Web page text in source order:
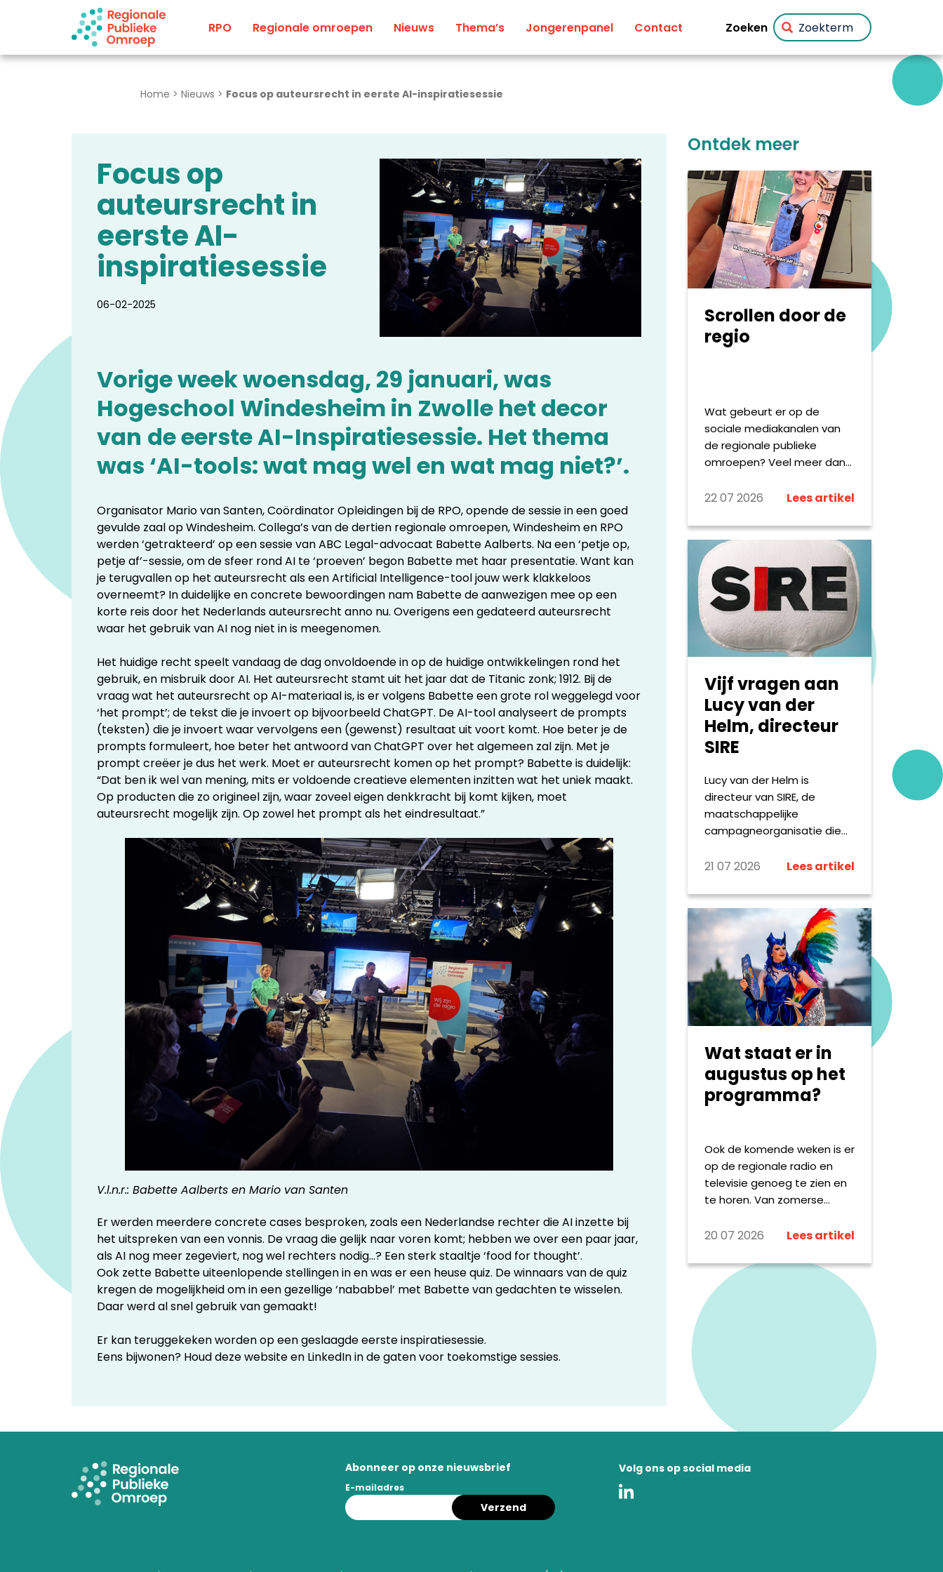
RPO Regionale omroepen Nieuws Thema’s Jongerenpanel Contact Zoeken
Home > Nieuws > Focus op auteursrecht in eerste AI-inspiratiesessie
Focus op
auteursrecht in
eerste AI-
inspiratiesessie
06-02-2025
Vorige week woensdag, 29 januari, was
Hogeschool Windesheim in Zwolle het decor
van de eerste AI-Inspiratiesessie. Het thema
was ‘AI-tools: wat mag wel en wat mag niet?’.
Organisator Mario van Santen, Coördinator Opleidingen bij de RPO, opende de sessie in een goed
gevulde zaal op Windesheim. Collega’s van de dertien regionale omroepen, Windesheim en RPO
werden ‘getrakteerd’ op een sessie van ABC Legal-advocaat Babette Aalberts. Na een ‘petje op,
petje af’-sessie, om de sfeer rond AI te ‘proeven’ begon Babette met haar presentatie. Want kan
je terugvallen op het auteursrecht als een Artificial Intelligence-tool jouw werk klakkeloos
overneemt? In duidelijke en concrete bewoordingen nam Babette de aanwezigen mee op een
korte reis door het Nederlands auteursrecht anno nu. Overigens een gedateerd auteursrecht
waar het gebruik van AI nog niet in is meegenomen.
Het huidige recht speelt vandaag de dag onvoldoende in op de huidige ontwikkelingen rond het
gebruik, en misbruik door AI. Het auteursrecht stamt uit het jaar dat de Titanic zonk; 1912. Bij de
vraag wat het auteursrecht op AI-materiaal is, is er volgens Babette een grote rol weggelegd voor
‘het prompt’; de tekst die je invoert op bijvoorbeeld ChatGPT. De AI-tool analyseert de prompts
(teksten) die je invoert waar vervolgens een (gewenst) resultaat uit voort komt. Hoe beter je de
prompts formuleert, hoe beter het antwoord van ChatGPT over het algemeen zal zijn. Met je
prompt creëer je dus het werk. Moet er auteursrecht komen op het prompt? Babette is duidelijk:
“Dat ben ik wel van mening, mits er voldoende creatieve elementen inzitten wat het uniek maakt.
Op producten die zo origineel zijn, waar zoveel eigen denkkracht bij komt kijken, moet
auteursrecht mogelijk zijn. Op zowel het prompt als het eindresultaat.”
V.l.n.r.: Babette Aalberts en Mario van Santen
Er werden meerdere concrete cases besproken, zoals een Nederlandse rechter die AI inzette bij
het uitspreken van een vonnis. De vraag die gelijk naar voren komt; hebben we over een paar jaar,
als AI nog meer zegeviert, nog wel rechters nodig…? Een sterk staaltje ‘food for thought’.
Ook zette Babette uiteenlopende stellingen in en was er een heuse quiz. De winnaars van de quiz
kregen de mogelijkheid om in een gezellige ‘nababbel’ met Babette van gedachten te wisselen.
Daar werd al snel gebruik van gemaakt!
Er kan teruggekeken worden op een geslaagde eerste inspiratiesessie.
Eens bijwonen? Houd deze website en LinkedIn in de gaten voor toekomstige sessies.
Ontdek meer
Scrollen door de
regio
Wat gebeurt er op de
sociale mediakanalen van
de regionale publieke
omroepen? Veel meer dan
nieuws alleen: deze zomer
een opvallende bus door
Fryslân, worden Drentse
keten beoordeeld alsof het
sterrenrestaurants zijn en
zoekt Omroep Brabant
sportliefhebbers op Strava
op. Hieronder delen we
kleine greep uit wat de
22 07 2026 Lees artikel
Vijf vragen aan
Lucy van der
Helm, directeur
SIRE
Lucy van der Helm is
directeur van SIRE, de
maatschappelijke
campagneorganisatie die
confronterende en vaak
campagnes aan het denken
zet. Vanuit haar rol geeft zij
leiding aan een breed
netwerk van media-,
communicatie-,
maatschappelijke en
wetenschappelijke partners
die zich samen inzetten
verandering. Met
campagnes als #DOESLIEF,
Polarisatie en De Dood laat
zij zien hoe onderzoek, data
agenderen van urgente
maatschappelijke
vraagstukken.
21 07 2026 Lees artikel
Wat staat er in
augustus op het
programma?
Ook de komende weken is er
op de regionale radio en
televisie genoeg te zien en
te horen. Van zomerse
evenementen tot
en series over bijzondere
mensen en plekken in de
regio. We zetten een aantal
20 07 2026 Lees artikel
Abonneer op onze nieuwsbrief
E-mailadres
Volg ons op social media